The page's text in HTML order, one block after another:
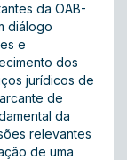
da OAB-
diálogo
e
dos
jurídicos de
de
da
relevantes
de uma